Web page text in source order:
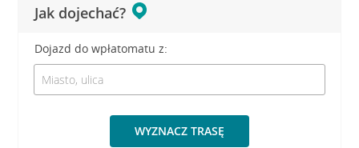
Jak dojechać?
Dojazd do wpłatomatu z:
WYZNACZ TRASĘ